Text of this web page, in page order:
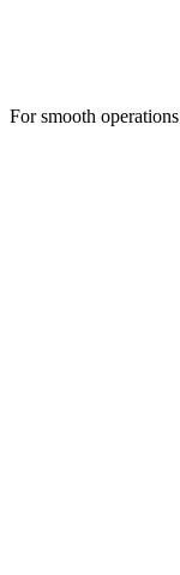
For smooth operations